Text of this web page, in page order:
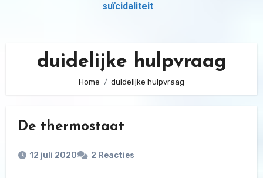
suïcidaliteit
duidelijke hulpvraag
Home duidelijke hulpvraag
De thermostaat
12 juli 2020 2 Reacties